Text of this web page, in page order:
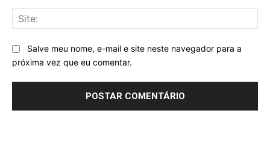
Salve meu nome, e-mail e site neste navegador para a
próxima vez que eu comentar.